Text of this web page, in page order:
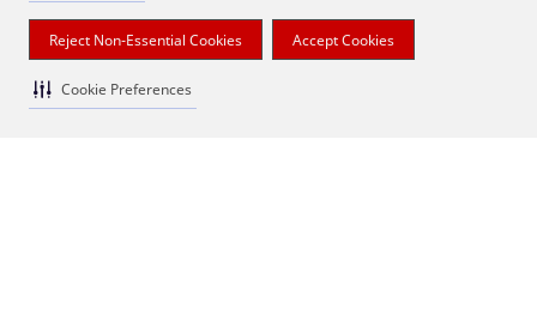
Reject Non-Essential Cookies Accept Cookies
Cookie Preferences
Sẵn sàng cho dự án tiếp theo của bạn?
Hãy để chúng tôi giúp kết nối bạn với các tài nguyên phù hợp